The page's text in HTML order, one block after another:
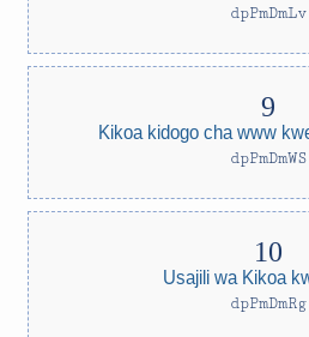
dpPmDmLv
Kikoa kidogo cha www
dpPmDmWS
Usajili wa Kikoa
dpPmDmRg